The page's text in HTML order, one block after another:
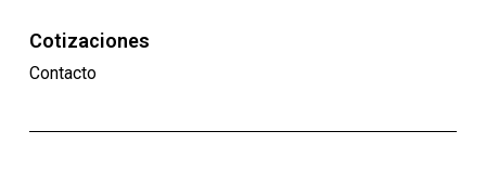
Cotizaciones
Contacto